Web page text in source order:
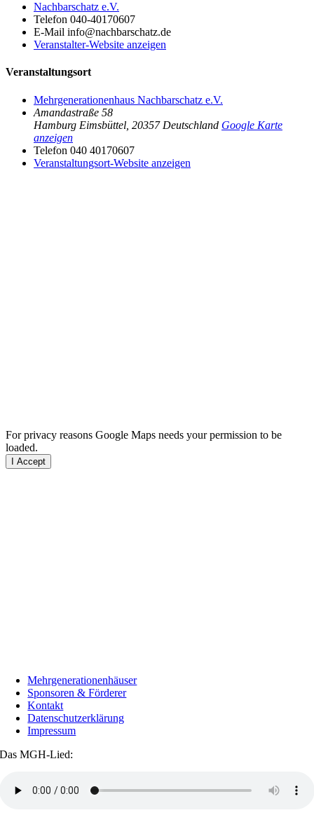
Nachbarschatz e.V.
Telefon 040-40170607
E-Mail info@nachbarschatz.de
Veranstalter-Website anzeigen
Veranstaltungsort
Mehrgenerationenhaus Nachbarschatz e.V.
Amandastraße 58
Hamburg Eimsbüttel 20357 Deutschland Google Karte
anzeigen
Telefon 040 40170607
Veranstaltungsort-Website anzeigen
For privacy reasons Google Maps needs your permission to be
loaded.
I Accept
Mehrgenerationenhäuser
Sponsoren & Förderer
Kontakt
Datenschutzerklärung
Impressum
Das MGH-Lied: